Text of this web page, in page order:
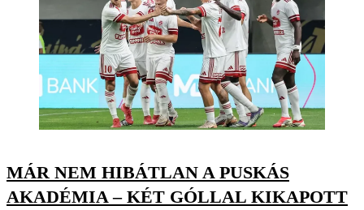
MÁR NEM HIBÁTLAN A PUSKÁS
AKADÉMIA – KÉT GÓLLAL KIKAPOTT